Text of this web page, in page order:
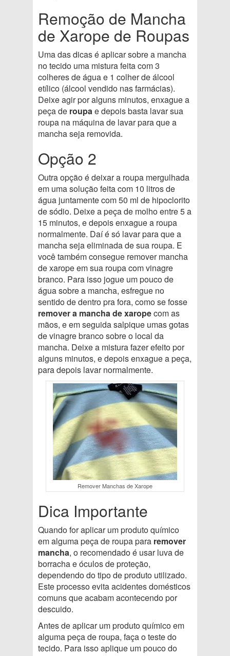
Remoção de Mancha
de Xarope de Roupas
Uma das dicas é aplicar sobre a mancha
no tecido uma mistura feita com 3
colheres de água e 1 colher de álcool
etílico (álcool vendido nas farmácias).
Deixe agir por alguns minutos, enxague a
peça de roupae depois basta lavar sua
roupa na máquina de lavar para que a
mancha seja removida.
Opção 2
Outra opção é deixar a roupa mergulhada
em uma solução feita com 10 litros de
água juntamente com 50 ml de hipoclorito
de sódio. Deixe a peça de molho entre 5 a
15 minutos, e depois enxague a roupa
normalmente. Daí é só lavar para que a
mancha seja eliminada de sua roupa. E
você também consegue remover mancha
de xarope em sua roupa com vinagre
branco. Para isso jogue um pouco de
água sobre a mancha, esfregue no
sentido de dentro pra fora, como se fosse
remover a mancha de xaropecom as
mãos, e em seguida salpique umas gotas
de vinagre branco sobre o local da
mancha. Deixe a mistura fazer efeito por
alguns minutos, e depois enxague a peça,
para depois lavar normalmente.
Remover Manchas de Xarope
Dica Importante
Quando for aplicar um produto químico
em alguma peça de roupa para remover
mancha, o recomendado é usar luva de
borracha e óculos de proteção,
dependendo do tipo de produto utilizado.
Este processo evita acidentes domésticos
comuns que acabam acontecendo por
descuido.
Antes de aplicar um produto químico em
alguma peça de roupa, faça o teste do
tecido. Para isso aplique um pouco do